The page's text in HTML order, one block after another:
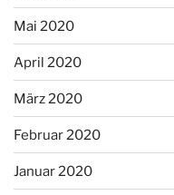
Mai 2020
April 2020
März 2020
Februar 2020
Januar 2020